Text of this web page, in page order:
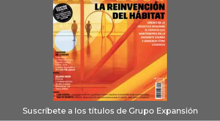
Suscríbete a los títulos de Grupo Expansión